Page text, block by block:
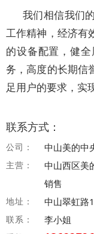
我们相信我们
工作精神，经济有
的设备配置，健
务，高度的长期信
足用户的要求，实
联系方式：
公司： 中山美的中
主营：
中山西区美
销售
地址： 中山翠虹路
联系： 李小姐